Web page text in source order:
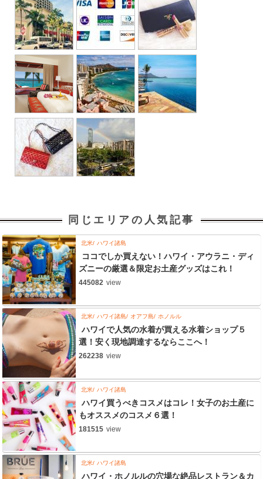
同じエリアの人気記事
北米 ハワイ諸島
ココでしか買えない！ハワイ・アウラニ・ディ
ズニーの厳選＆限定お土産グッズはこれ！
445082 view
北米 ハワイ諸島 オアフ島 ホノルル
ハワイで人気の水着が買える水着ショップ５
選！安く現地調達するならここへ！
262238 view
北米 ハワイ諸島
ハワイ買うべきコスメはコレ！女子のお土産に
もオススメのコスメ６選！
181515 view
北米 ハワイ諸島
ハワイ・ホノルルの穴場な絶品レストラン＆カ